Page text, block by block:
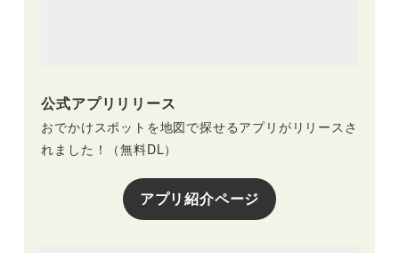
公式アプリリリース
おでかけスポットを地図で探せるアプリがリリースさ
れました！（無料DL）
アプリ紹介ページ